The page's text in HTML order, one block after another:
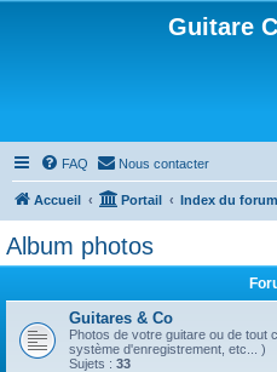
Guitare
FAQ Nous contacter
Accueil Portail Index du forum
Album photos
Guitares & Co
Photos de votre guitare ou de tout
système d'enregistrement, etc... )
Sujets : 33